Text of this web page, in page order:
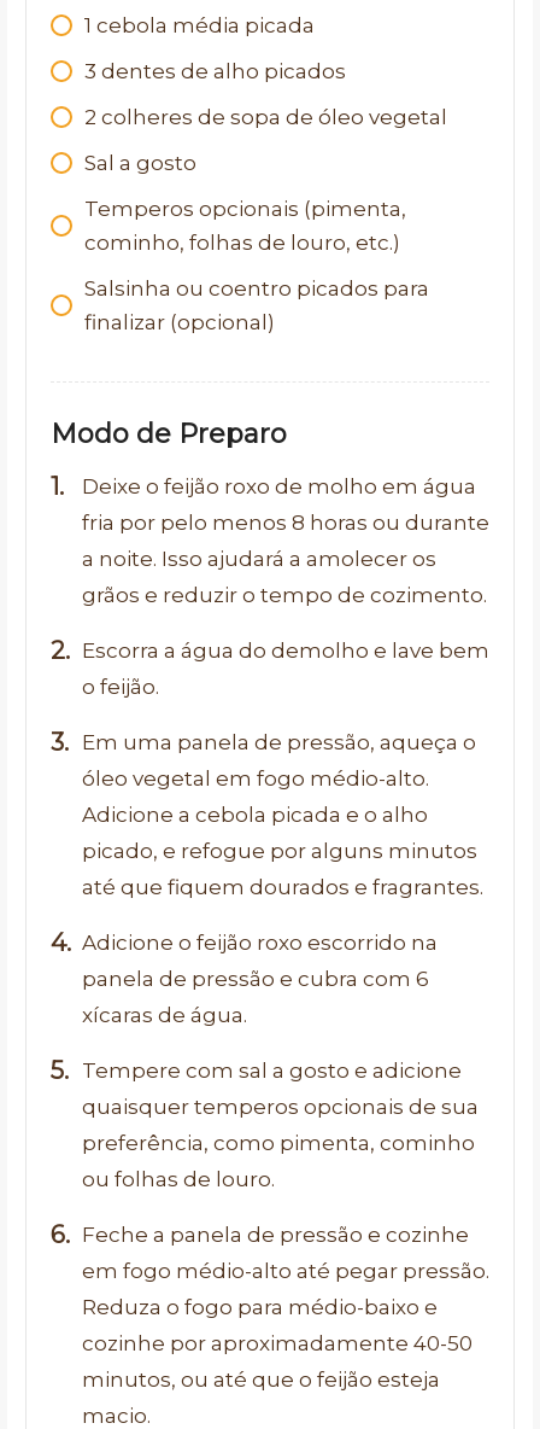
1 cebola média picada
3 dentes de alho picados
2 colheres de sopa de óleo vegetal
Sal a gosto
Temperos opcionais (pimenta,
cominho, folhas de louro, etc.)
Salsinha ou coentro picados para
finalizar (opcional)
Modo de Preparo
Deixe o feijão roxo de molho em água
fria por pelo menos 8 horas ou durante
a noite. Isso ajudará a amolecer os
grãos e reduzir o tempo de cozimento.
Escorra a água do demolho e lave bem
o feijão.
Em uma panela de pressão, aqueça o
óleo vegetal em fogo médio-alto.
Adicione a cebola picada e o alho
picado, e refogue por alguns minutos
até que fiquem dourados e fragrantes.
Adicione o feijão roxo escorrido na
panela de pressão e cubra com 6
xícaras de água.
Tempere com sal a gosto e adicione
quaisquer temperos opcionais de sua
preferência, como pimenta, cominho
ou folhas de louro.
Feche a panela de pressão e cozinhe
em fogo médio-alto até pegar pressão.
Reduza o fogo para médio-baixo e
cozinhe por aproximadamente 40-50
minutos, ou até que o feijão esteja
macio.